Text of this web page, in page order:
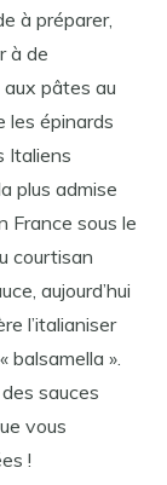
à préparer,
à de
pâtes au
les épinards
Italiens
plus admise
France sous le
courtisan
aujourd’hui
l’italianiser
».
sauces
vous
!